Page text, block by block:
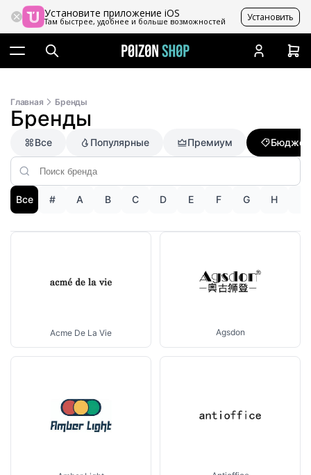
Установите приложение iOS
Там быстрее, удобнее и больше возможностей Установить
Главная Бренды
Бренды
Все Популярные Премиум
Все # A B C D E F G H
Acme De La Vie Agsdon